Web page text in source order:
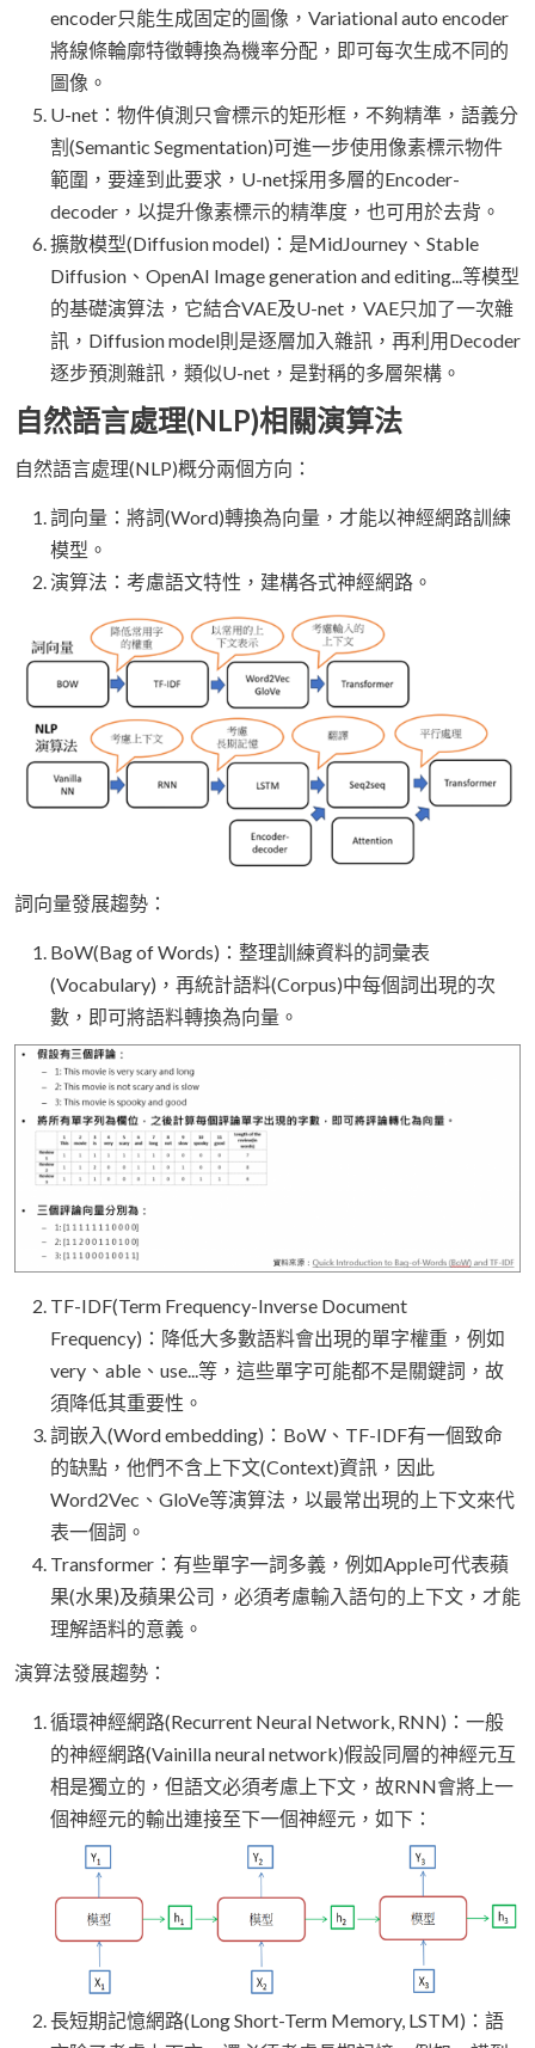
encoder只能生成固定的圖像，Variational auto encoder
將線條輪廓特徵轉換為機率分配，即可每次生成不同的
圖像。
U-net：物件偵測只會標示的矩形框，不夠精準，語義分
割(Semantic Segmentation)可進一步使用像素標示物件
範圍，要達到此要求，U-net採用多層的Encoder-
decoder，以提升像素標示的精準度，也可用於去背。
擴散模型(Diffusion model)：是MidJourney、Stable
Diffusion、OpenAI Image generation and editing...等模型
的基礎演算法，它結合VAE及U-net，VAE只加了一次雜
訊，Diffusion model則是逐層加入雜訊，再利用Decoder
逐步預測雜訊，類似U-net，是對稱的多層架構。
自然語言處理(NLP)相關演算法
自然語言處理(NLP)概分兩個方向：
詞向量：將詞(Word)轉換為向量，才能以神經網路訓練
模型。
演算法：考慮語文特性，建構各式神經網路。
詞向量發展趨勢：
BoW(Bag of Words)：整理訓練資料的詞彙表
(Vocabulary)，再統計語料(Corpus)中每個詞出現的次
數，即可將語料轉換為向量。
TF-IDF(Term Frequency-Inverse Document
Frequency)：降低大多數語料會出現的單字權重，例如
very、able、use...等，這些單字可能都不是關鍵詞，故
須降低其重要性。
詞嵌入(Word embedding)：BoW、TF-IDF有一個致命
的缺點，他們不含上下文(Context)資訊，因此
Word2Vec、GloVe等演算法，以最常出現的上下文來代
表一個詞。
Transformer：有些單字一詞多義，例如Apple可代表蘋
果(水果)及蘋果公司，必須考慮輸入語句的上下文，才能
理解語料的意義。
演算法發展趨勢：
循環神經網路(Recurrent Neural Network, RNN)：一般
的神經網路(Vainilla neural network)假設同層的神經元互
相是獨立的，但語文必須考慮上下文，故RNN會將上一
個神經元的輸出連接至下一個神經元，如下：
長短期記憶網路(Long Short-Term Memory, LSTM)：語